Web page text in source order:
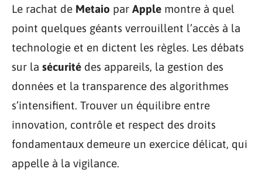
Le rachat de Metaio par Apple montre à quel
point quelques géants verrouillent l’accès à la
technologie et en dictent les règles. Les débats
sur la sécurité des appareils, la gestion des
données et la transparence des algorithmes
s’intensifient. Trouver un équilibre entre
innovation, contrôle et respect des droits
fondamentaux demeure un exercice délicat, qui
appelle à la vigilance.